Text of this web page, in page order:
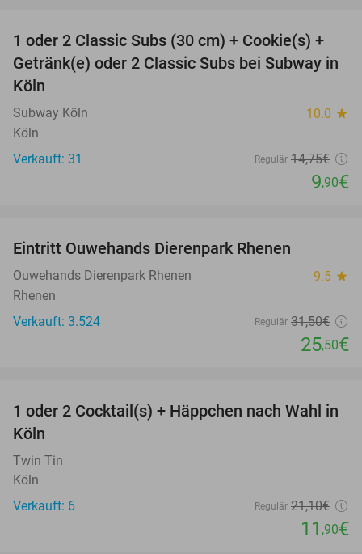
33%
1 oder 2 Classic Subs (30 cm) + Cookie(s) +
Getränk(e) oder 2 Classic Subs bei Subway in
Köln
Subway Köln 10.0 star
Köln
Verkauft: 31
Regulär 14,75€
9,90€
Eintritt Ouwehands Dierenpark Rhenen
Ouwehands Dierenpark Rhenen 9.5 star
Rhenen
Verkauft: 3.524
Regulär 31,50€
25,50€
44%
1 oder 2 Cocktail(s) + Häppchen nach Wahl in
Köln
Twin Tin
Köln
Verkauft: 6
Regulär 21,10€
11 ,90€